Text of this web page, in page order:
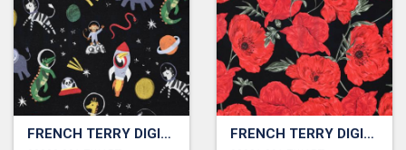
FRENCH TERRY DIGITAAL RUIMTEDIEREN FRENCH TERRY DIGITAAL BLOEMEN